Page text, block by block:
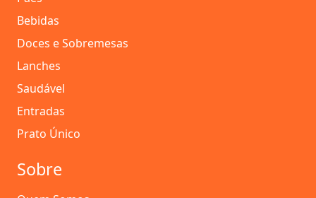
Bebidas
Doces e Sobremesas
Lanches
Saudável
Entradas
Prato Único
Sobre